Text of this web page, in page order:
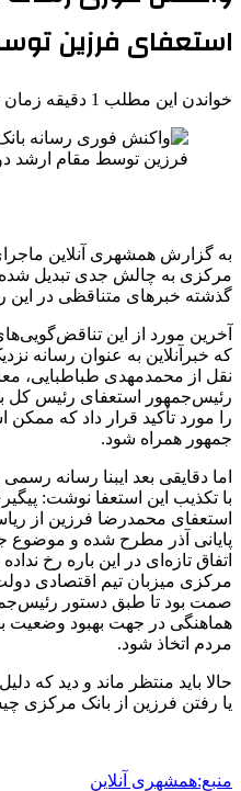
استعفای فرزین
خواندن این مطلب 1 دقیقه زمان میبرد
به گزارش همشهری آنلاین
مرکزی به چالش جدی تبدیل
گذشته خبرهای متناقظی در
آخرین مورد از این
که خبرآنلاین به عنوان رسانه
نقل از محمدمهدی طباطبایی،
رئیس‌جمهور استعفای رئیس کل
را مورد تأکید قرار داد که
جمهور همراه شود.
اما دقایقی بعد ایبنا رسانه
با تکذیب این استعفا نوشت:
استعفای محمدرضا فرزین از
پایانی آذر مطرح شده و
اتفاق تازه‌ای در این باره رخ
مرکزی میزبان تیم اقتصادی
صمت بود تا طبق دستور
هماهنگی در جهت بهبود وضعیت
مردم اتخاذ شود.
حالا باید منتظر ماند و دید که
یا رفتن فرزین از بانک مرکزی
منبع:همشهری آنلاین